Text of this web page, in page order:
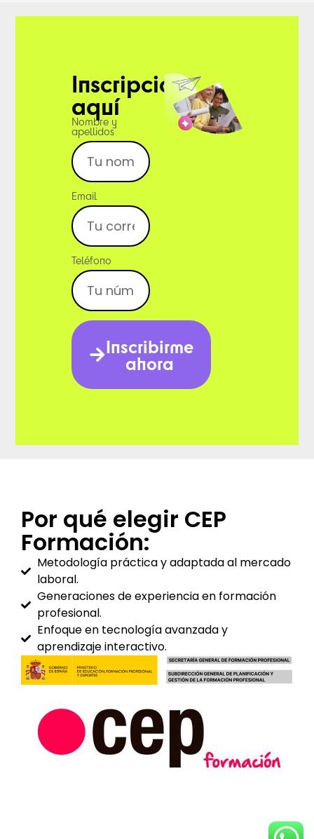
Inscripción
aquí
Nombre y
apellidos
Email
Teléfono
Inscribirme
ahora
Por qué elegir CEP
Formación:
Metodología práctica y adaptada al mercado
laboral.
Generaciones de experiencia en formación
profesional.
Enfoque en tecnología avanzada y
aprendizaje interactivo.